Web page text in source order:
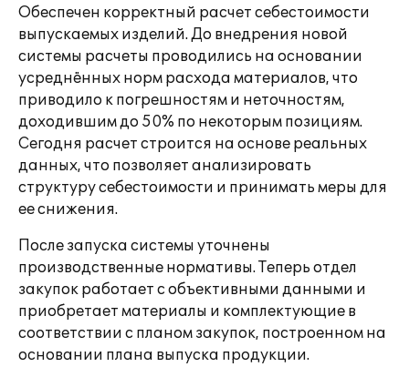
Обеспечен корректный расчет себестоимости
выпускаемых изделий. До внедрения новой
системы расчеты проводились на основании
усреднённых норм расхода материалов, что
приводило к погрешностям и неточностям,
доходившим до 50% по некоторым позициям.
Сегодня расчет строится на основе реальных
данных, что позволяет анализировать
структуру себестоимости и принимать меры для
ее снижения.
После запуска системы уточнены
производственные нормативы. Теперь отдел
закупок работает с объективными данными и
приобретает материалы и комплектующие в
соответствии с планом закупок, построенном на
основании плана выпуска продукции.